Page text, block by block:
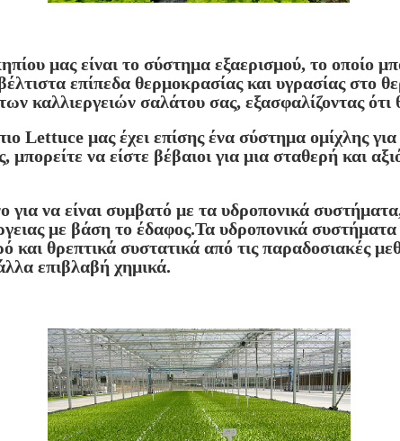
μας είναι το σύστημα εξαερισμού, το οποίο
επίπεδα θερμοκρασίας και υγρασίας στο
καλλιεργειών σαλάτου σας, εξασφαλίζοντας
Lettuce μας έχει επίσης ένα σύστημα ομίχλης
να είστε βέβαιοι για μια σταθερή και
για να είναι συμβατό με τα υδροπονικά
με βάση το έδαφος.Τα υδροπονικά
και θρεπτικά συστατικά από τις παραδοσιακές
επιβλαβή χημικά.